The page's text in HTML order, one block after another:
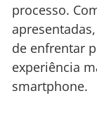
processo.
de enfrentar
experiência
smartphone.